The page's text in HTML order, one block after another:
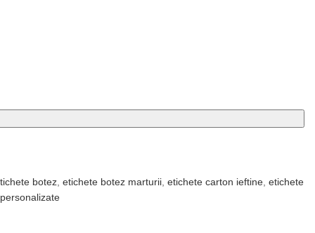
botez etichete botez marturii etichete carton ieftine etichete